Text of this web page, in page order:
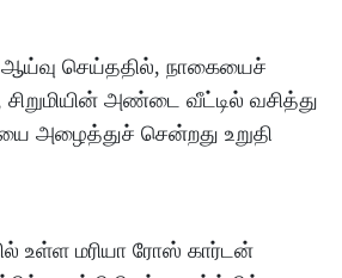
ஆய்வு செய்ததில், நாகையைச்
சிறுமியின் அண்டை வீட்டில் வசித்து
அழைத்துச் சென்றது உறுதி
உள்ள மரியா ரோஸ் கார்டன்